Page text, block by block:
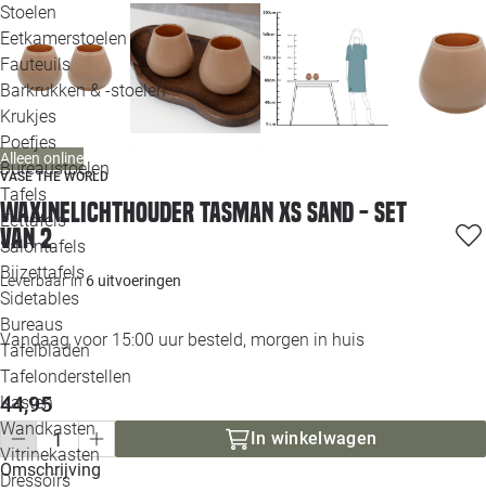
Stoelen
Eetkamerstoelen
Fauteuils
Barkrukken & -stoelen
Krukjes
Poefjes
Bureaustoelen
Tafels
Eettafels
Salontafels
Bijzettafels
Sidetables
Bureaus
Tafelbladen
Tafelonderstellen
Kasten
Wandkasten
Vitrinekasten
Dressoirs
Alleen online
VASE THE WORLD
Waxinelichthouder Tasman XS sand - set
van 2
Leverbaar in6 uitvoeringen
Vandaag voor 15:00 uur besteld, morgen in huis
44,95
In winkelwagen
Omschrijving